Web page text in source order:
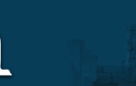
content
main
navigation
footer